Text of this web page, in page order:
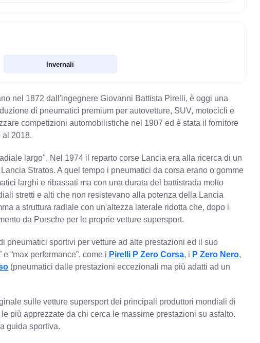
Invernali
nel 1872 dall'ingegnere Giovanni Battista Pirelli, è oggi una
di pneumatici premium per autovetture, SUV, motocicli e
competizioni automobilistiche nel 1907 ed è stata il fornitore
al 2018.
largo". Nel 1974 il reparto corse Lancia era alla ricerca di un
Stratos. A quel tempo i pneumatici da corsa erano o gomme
larghi e ribassati ma con una durata del battistrada molto
stretti e alti che non resistevano alla potenza della Lancia
a struttura radiale con un'altezza laterale ridotta che, dopo i
da Porsche per le proprie vetture supersport.
sportivi per vetture ad alte prestazioni ed il suo
“max performance”, come i Pirelli P Zero Corsa, i P Zero Nero,
(pneumatici dalle prestazioni eccezionali ma più adatti ad un
sulle vetture supersport dei principali produttori mondiali di
più apprezzate da chi cerca le massime prestazioni su asfalto.
guida sportiva.